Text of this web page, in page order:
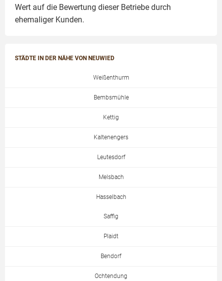
Wert auf die Bewertung dieser Betriebe durch
ehemaliger Kunden.
STÄDTE IN DER NÄHE VON NEUWIED
Weißenthurm
Bembsmühle
Kettig
Kaltenengers
Leutesdorf
Melsbach
Hasselbach
Saffig
Plaidt
Bendorf
Ochtendung